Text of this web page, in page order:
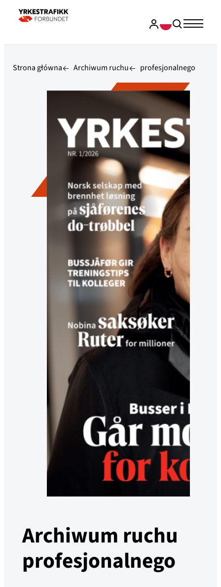
Strona główna Archiwum ruchu profesjonalnego
Archiwum ruchu
profesjonalnego